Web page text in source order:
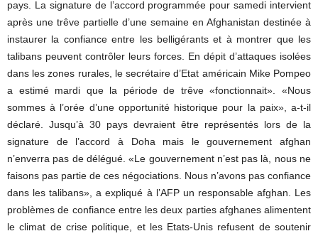
pays. La signature de l’accord programmée pour samedi intervient
après une trêve partielle d’une semaine en Afghanistan destinée à
instaurer la confiance entre les belligérants et à montrer que les
talibans peuvent contrôler leurs forces. En dépit d’attaques isolées
dans les zones rurales, le secrétaire d’Etat américain Mike Pompeo
a estimé mardi que la période de trêve «fonctionnait». «Nous
sommes à l’orée d’une opportunité historique pour la paix», a-t-il
déclaré. Jusqu’à 30 pays devraient être représentés lors de la
signature de l’accord à Doha mais le gouvernement afghan
n’enverra pas de délégué. «Le gouvernement n’est pas là, nous ne
faisons pas partie de ces négociations. Nous n’avons pas confiance
dans les talibans», a expliqué à l’AFP un responsable afghan. Les
problèmes de confiance entre les deux parties afghanes alimentent
le climat de crise politique, et les Etats-Unis refusent de soutenir